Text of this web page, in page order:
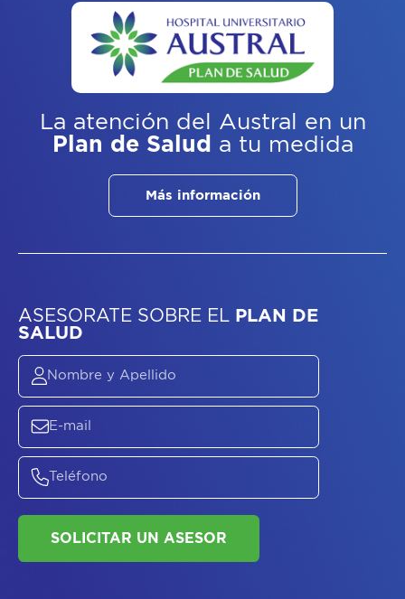
La atención del Austral
en un
Plan de Salud a tu medida
Más información
ASESORATE SOBRE
SALUD